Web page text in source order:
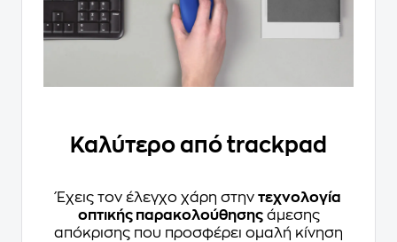
Καλύτερο από trackpad
Έχεις τον έλεγχο χάρη στην τεχνολογία
οπτικής παρακολούθησηςάμεσης
απόκρισης που προσφέρει ομαλή κίνηση